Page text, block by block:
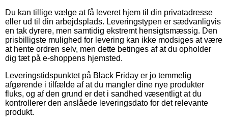
Du kan tillige vælge at få leveret hjem til din privatadresse
eller ud til din arbejdsplads. Leveringstypen er sædvanligvis
en tak dyrere, men samtidig ekstremt hensigtsmæssig. Den
prisbilligste mulighed for levering kan ikke modsiges at være
at hente ordren selv, men dette betinges af at du opholder
dig tæt på e-shoppens hjemsted.
Leveringstidspunktet på Black Friday er jo temmelig
afgørende i tilfælde af at du mangler dine nye produkter
fluks, og af den grund er det i sandhed væsentligt at du
kontrollerer den anslåede leveringsdato for det relevante
produkt.